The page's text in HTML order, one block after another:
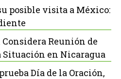
posible visita a México:
Considera Reunión de
Situación en Nicaragua
Día de la Oración,